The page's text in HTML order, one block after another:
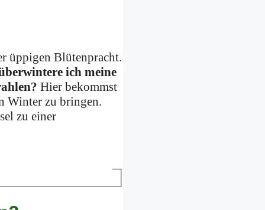
üppigen Blütenpracht.
ich meine
Hier bekommst
Winter zu bringen.
zu einer